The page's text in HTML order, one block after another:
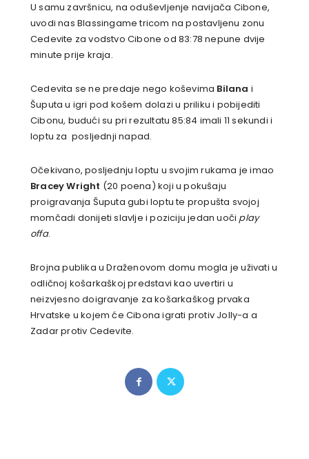
U samu završnicu, na oduševljenje navijača Cibone,
uvodi nas Blassingame tricom na postavljenu zonu
Cedevite za vodstvo Cibone od 83:78 nepune dvije
minute prije kraja.
Cedevita se ne predaje nego koševima Bilana i
Šuputa u igri pod košem dolazi u priliku i pobijediti
Cibonu, budući su pri rezultatu 85:84 imali 11 sekundi i
loptu za posljednji napad.
Očekivano, posljednju loptu u svojim rukama je imao
Bracey Wright (20 poena) koji u pokušaju
proigravanja Šuputa gubi loptu te propušta svojoj
momčadi donijeti slavlje i poziciju jedan uočiplay
offa.
Brojna publika u Draženovom domu mogla je uživati u
odličnoj košarkaškoj predstavi kao uvertiri u
neizvjesno doigravanje za košarkaškog prvaka
Hrvatske u kojem će Cibona igrati protiv Jolly-a a
Zadar protiv Cedevite.